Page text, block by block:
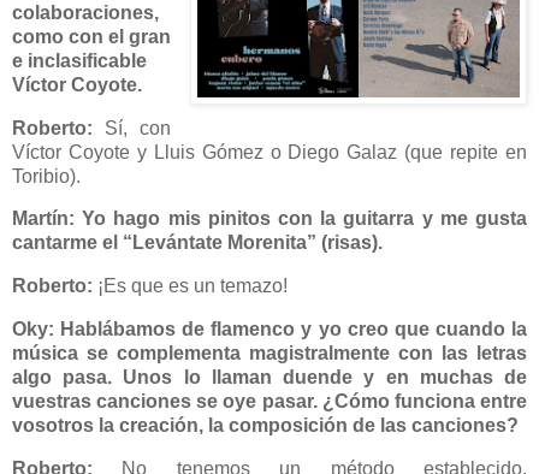
colaboraciones,
como con el gran
e inclasificable
Víctor Coyote.
Roberto: Sí, con
Víctor Coyote y Lluis Gómez o Diego Galaz (que repite en
Toribio).
Martín: Yo hago mis pinitos con la guitarra y me gusta
cantarme el “Levántate Morenita” (risas).
Roberto: ¡Es que es un temazo!
Oky: Hablábamos de flamenco y yo creo que cuando la
música se complementa magistralmente con las letras
algo pasa. Unos lo llaman duende y en muchas de
vuestras canciones se oye pasar. ¿Cómo funciona entre
vosotros la creación, la composición de las canciones?
Roberto: No tenemos un método establecido.